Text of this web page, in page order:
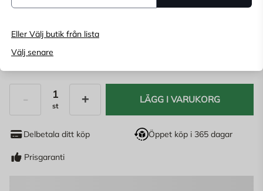
Eller Välj butik från lista
Välj senare
Grå NickelSvart NickelVit Nickel
st
LÄGG I VARUKORG
Delbetala ditt köp Öppet köp i 365 dagar
Prisgaranti